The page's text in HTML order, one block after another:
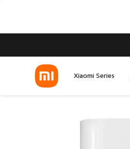
Xiaomi Series